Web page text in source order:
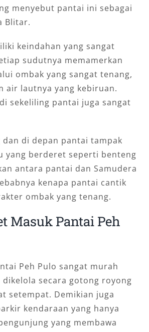
menyebut pantai ini sebagai
Blitar.
keindahan yang sangat
sudutnya memamerkan
ombak yang sangat tenang,
air lautnya yang kebiruan.
sekeliling pantai juga sangat
dan di depan pantai tampak
yang berderet seperti benteng
antara pantai dan Samudera
kenapa pantai cantik
ombak yang tenang.
Masuk Pantai Peh
Peh Pulo sangat murah
secara gotong royong
setempat. Demikian juga
kendaraan yang hanya
yang membawa